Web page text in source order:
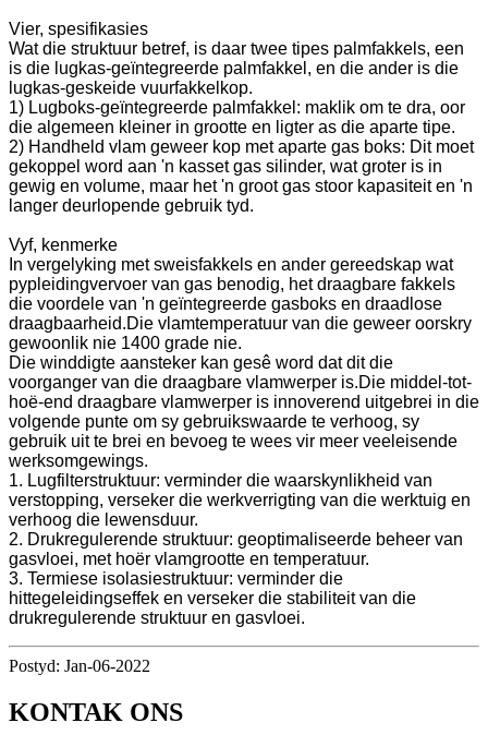
Vier, spesifikasies
Wat die struktuur betref, is daar twee tipes palmfakkels, een
is die lugkas-geïntegreerde palmfakkel, en die ander is die
lugkas-geskeide vuurfakkelkop.
1) Lugboks-geïntegreerde palmfakkel: maklik om te dra, oor
die algemeen kleiner in grootte en ligter as die aparte tipe.
2) Handheld vlam geweer kop met aparte gas boks: Dit moet
gekoppel word aan 'n kasset gas silinder, wat groter is in
gewig en volume, maar het 'n groot gas stoor kapasiteit en 'n
langer deurlopende gebruik tyd.
Vyf, kenmerke
In vergelyking met sweisfakkels en ander gereedskap wat
pypleidingvervoer van gas benodig, het draagbare fakkels
die voordele van 'n geïntegreerde gasboks en draadlose
draagbaarheid.Die vlamtemperatuur van die geweer oorskry
gewoonlik nie 1400 grade nie.
Die winddigte aansteker kan gesê word dat dit die
voorganger van die draagbare vlamwerper is.Die middel-tot-
hoë-end draagbare vlamwerper is innoverend uitgebrei in die
volgende punte om sy gebruikswaarde te verhoog, sy
gebruik uit te brei en bevoeg te wees vir meer veeleisende
werksomgewings.
1. Lugfilterstruktuur: verminder die waarskynlikheid van
verstopping, verseker die werkverrigting van die werktuig en
verhoog die lewensduur.
2. Drukregulerende struktuur: geoptimaliseerde beheer van
gasvloei, met hoër vlamgrootte en temperatuur.
3. Termiese isolasiestruktuur: verminder die
hittegeleidingseffek en verseker die stabiliteit van die
drukregulerende struktuur en gasvloei.
Postyd: Jan-06-2022
KONTAK ONS